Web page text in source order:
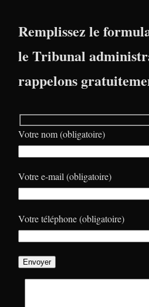
Remplissez le
le Tribunal
rappelons
Votre nom (obligatoire)
Votre e-mail (obligatoire)
Votre téléphone (obligatoire)